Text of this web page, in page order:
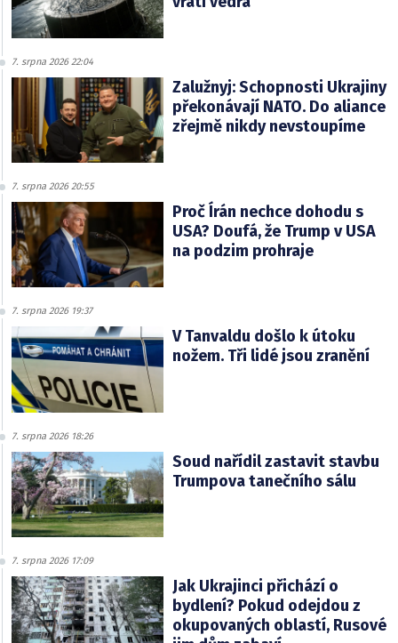
7. srpna 2026 22:04
Zalužnyj: Schopnosti Ukrajiny
překonávají NATO. Do aliance
zřejmě nikdy nevstoupíme
7. srpna 2026 20:55
Proč Írán nechce dohodu s
USA? Doufá, že Trump v USA
na podzim prohraje
7. srpna 2026 19:37
V Tanvaldu došlo k útoku
nožem. Tři lidé jsou zranění
7. srpna 2026 18:26
Soud nařídil zastavit stavbu
Trumpova tanečního sálu
7. srpna 2026 17:09
Jak Ukrajinci přichází o
bydlení? Pokud odejdou z
okupovaných oblastí, Rusové